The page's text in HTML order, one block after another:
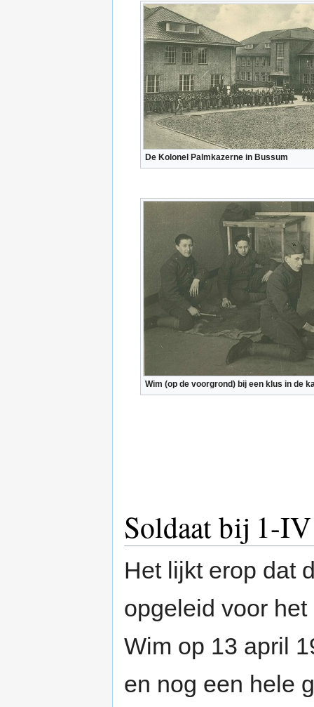
De Kolonel Palmkazerne in Bussum
Wim (op de voorgrond) bij een klus in de
Soldaat bij 1-
Het lijkt erop dat
opgeleid voor
Wim op 13 april
en nog een hele